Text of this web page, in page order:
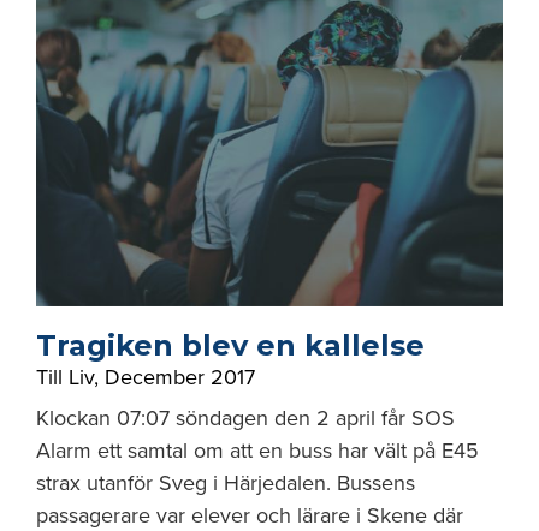
Tragiken blev en kallelse
Till Liv, December 2017
Klockan 07:07 söndagen den 2 april får SOS
Alarm ett samtal om att en buss har vält på E45
strax utanför Sveg i Härjedalen. Bussens
passagerare var elever och lärare i Skene där